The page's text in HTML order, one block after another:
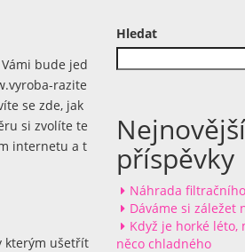
bude jed
razite
se zde, jak
si zvolíte te
internetu a t
kterým ušetřít
Hledat
Nejnovější
příspěvky
Náhrada
Dáváme si záležet
Když je horké léto,
něco chladného